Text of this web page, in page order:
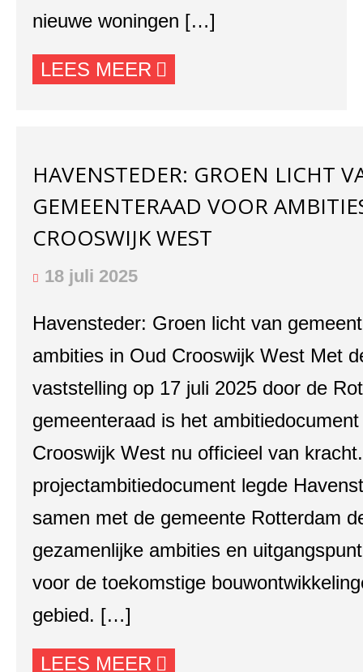
nieuwe woningen […]
LEES MEER
HAVENSTEDER: GROEN LICHT
GEMEENTERAAD VOOR
CROOSWIJK WEST
18 juli 2025
Havensteder: Groen licht van
ambities in Oud Crooswijk West Met
vaststelling op 17 juli 2025 door de
gemeenteraad is het
Crooswijk West nu officieel van
projectambitiedocument legde
samen met de gemeente Rotterdam
gezamenlijke ambities en
voor de toekomstige
gebied. […]
LEES MEER